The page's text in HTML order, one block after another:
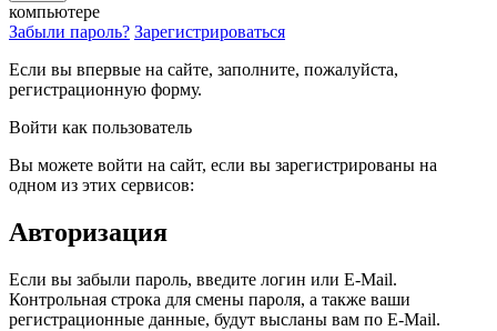
компьютере
Забыли пароль? Зарегистрироваться
Если вы впервые на сайте, заполните, пожалуйста,
регистрационную форму.
Войти как пользователь
Вы можете войти на сайт, если вы зарегистрированы на
одном из этих сервисов:
Авторизация
Если вы забыли пароль, введите логин или E-Mail.
Контрольная строка для смены пароля, а также ваши
регистрационные данные, будут высланы вам по E-Mail.